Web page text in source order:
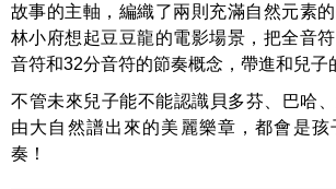
故事的主軸，編織了兩則充滿自然元素
林小府想起豆豆龍的電影場景，把全音
音符和32分音符的節奏概念，帶進和兒子
不管未來兒子能不能認識貝多芬、巴哈
由大自然譜出來的美麗樂章，都會是孩
奏！